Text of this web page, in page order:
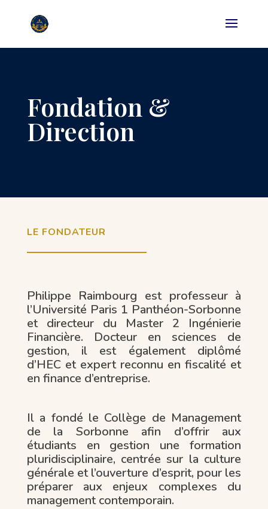
Fondation &
Direction
LE FONDATEUR
Philippe Raimbourg est professeur à
l’Université Paris 1 Panthéon-Sorbonne
et directeur du Master 2 Ingénierie
Financière. Docteur en sciences de
gestion, il est également diplômé
d’HEC et expert reconnu en fiscalité et
en finance d’entreprise.
Il a fondé le Collège de Management
de la Sorbonne afin d’offrir aux
étudiants en gestion une formation
pluridisciplinaire, centrée sur la culture
générale et l’ouverture d’esprit, pour les
préparer aux enjeux complexes du
management contemporain.